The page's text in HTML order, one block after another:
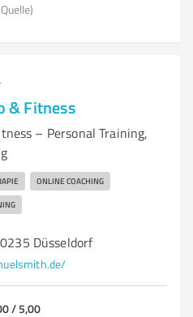
& Fitness
– Personal Training,
ONLINE COACHING
Düsseldorf
/ 5,00